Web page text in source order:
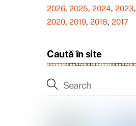
2026, 2025, 2024, 2023,
2020, 2019, 2018, 2017
Caută în site